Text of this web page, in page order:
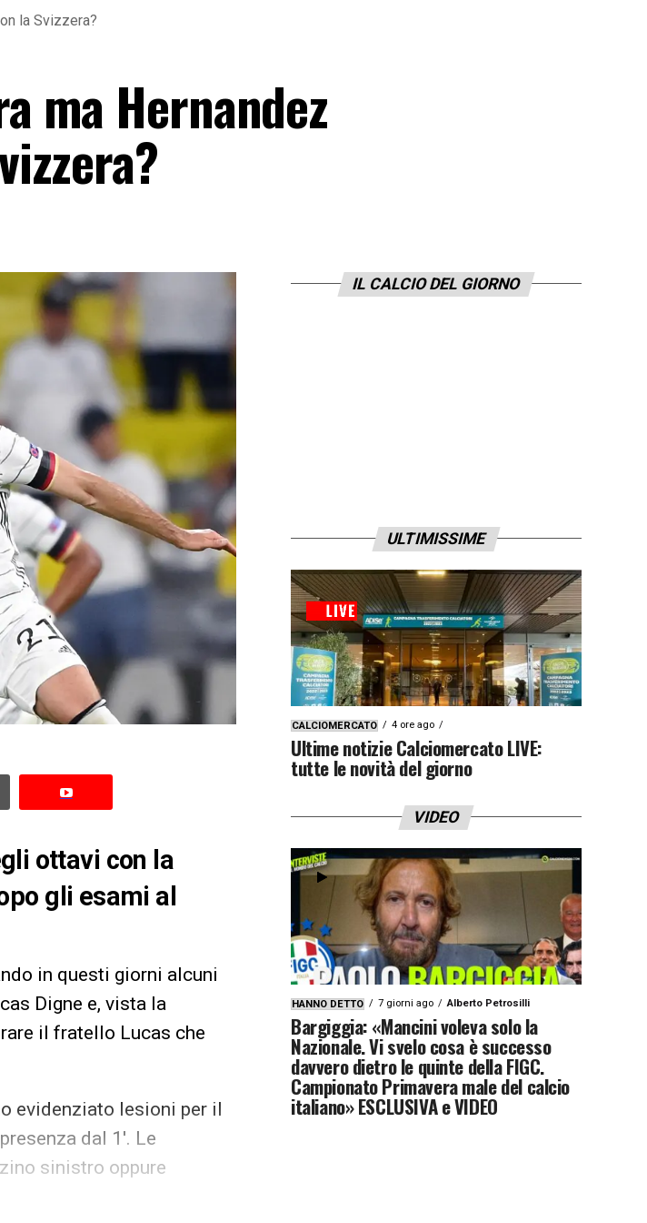
la Svizzera?
ma Hernandez
ottavi con la
gli esami al
in questi giorni alcuni
Digne e, vista la
il fratello Lucas che
evidenziato lesioni per il
dal 1′. Le
sinistro oppure
IL CALCIO DEL GIORNO
ULTIMISSIME
CALCIOMERCATO 4 ore ago
Ultime notizie Calciomercato LIVE:
tutte le novità del giorno
VIDEO
HANNO DETTO 7 giorni ago Alberto Petrosilli
Bargiggia: «Mancini voleva solo la
Nazionale. Vi svelo cosa è successo
davvero dietro le quinte della FIGC.
Campionato Primavera male del calcio
italiano» ESCLUSIVA e VIDEO